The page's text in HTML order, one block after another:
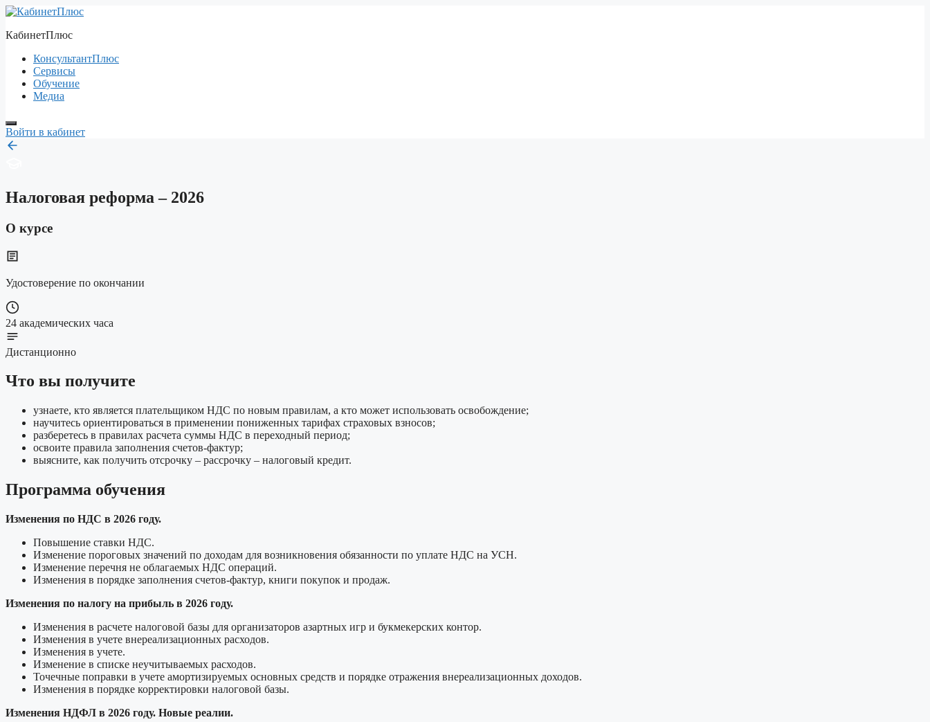
Перейти
содержимому
КабинетПлюс
КонсультантПлюс
Сервисы
Обучение
Медиа
Войти в кабинет
Налоговая реформа – 2026
О курсе
Удостоверение по окончании
24 академических часа
Дистанционно
Что вы получите
узнаете, кто является плательщиком НДС по новым правилам, а кто может использовать освобождение;
научитесь ориентироваться в применении пониженных тарифах страховых взносов;
разберетесь в правилах расчета суммы НДС в переходный период;
освоите правила заполнения счетов-фактур;
выясните, как получить отсрочку – рассрочку – налоговый кредит.
Программа обучения
Изменения по НДС в 2026 году.
Повышение ставки НДС.
Изменение пороговых значений по доходам для возникновения обязанности по уплате НДС на УСН.
Изменение перечня не облагаемых НДС операций.
Изменения в порядке заполнения счетов-фактур, книги покупок и продаж.
Изменения по налогу на прибыль в 2026 году.
Изменения в расчете налоговой базы для организаторов азартных игр и букмекерских контор.
Изменения в учете внереализационных расходов.
Изменения в учете.
Изменение в списке неучитываемых расходов.
Точечные поправки в учете амортизируемых основных средств и порядке отражения внереализационных доходов.
Изменения в порядке корректировки налоговой базы.
Изменения НДФЛ в 2026 году. Новые реалии.